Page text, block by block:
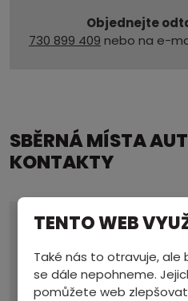
Objednejte
730 899 409 nebo na e-
SBĚRNÁ MÍSTA
KONTAKTY
Provozovna a sídlo
Po-čt 7.00 - 17.00
Pá 7.00 - 15.30
So 7.00 - 11.00
TENTO WEB
Také nás to otravuje, ale
se dále nepohneme.
pomůžete web